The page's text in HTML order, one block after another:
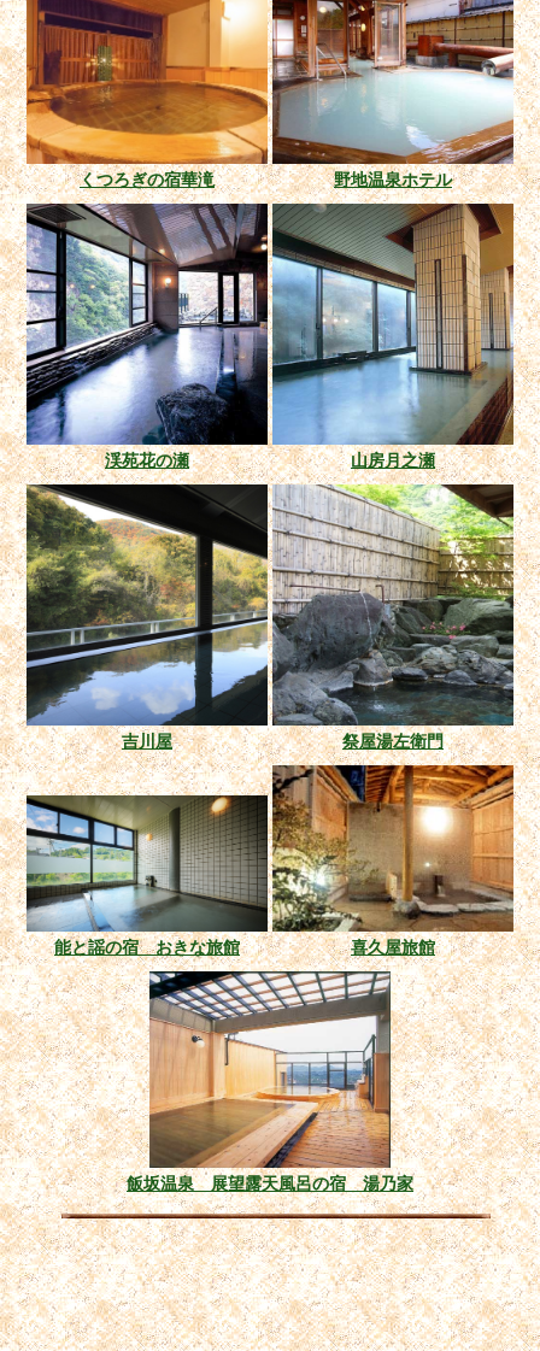
くつろぎの宿華滝 野地温泉ホテル
渓苑花の瀬 山房月之瀬
吉川屋 祭屋湯左衛門
能と謡の宿 おきな旅館 喜久屋旅館
飯坂温泉 展望露天風呂の宿 湯乃家